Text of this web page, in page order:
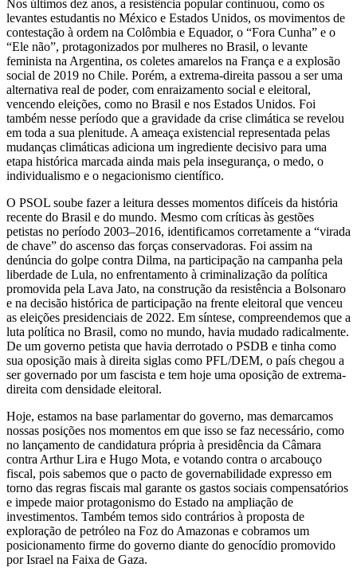
Nos últimos dez anos, a resistência popular continuou, como os
levantes estudantis no México e Estados Unidos, os movimentos de
contestação à ordem na Colômbia e Equador, o “Fora Cunha” e o
“Ele não”, protagonizados por mulheres no Brasil, o levante
feminista na Argentina, os coletes amarelos na França e a explosão
social de 2019 no Chile. Porém, a extrema-direita passou a ser uma
alternativa real de poder, com enraizamento social e eleitoral,
vencendo eleições, como no Brasil e nos Estados Unidos. Foi
também nesse período que a gravidade da crise climática se revelou
em toda a sua plenitude. A ameaça existencial representada pelas
mudanças climáticas adiciona um ingrediente decisivo para uma
etapa histórica marcada ainda mais pela insegurança, o medo, o
individualismo e o negacionismo científico.
O PSOL soube fazer a leitura desses momentos difíceis da história
recente do Brasil e do mundo. Mesmo com críticas às gestões
petistas no período 2003–2016, identificamos corretamente a “virada
de chave” do ascenso das forças conservadoras. Foi assim na
denúncia do golpe contra Dilma, na participação na campanha pela
liberdade de Lula, no enfrentamento à criminalização da política
promovida pela Lava Jato, na construção da resistência a Bolsonaro
e na decisão histórica de participação na frente eleitoral que venceu
as eleições presidenciais de 2022. Em síntese, compreendemos que a
luta política no Brasil, como no mundo, havia mudado radicalmente.
De um governo petista que havia derrotado o PSDB e tinha como
sua oposição mais à direita siglas como PFL/DEM, o país chegou a
ser governado por um fascista e tem hoje uma oposição de extrema-
direita com densidade eleitoral.
Hoje, estamos na base parlamentar do governo, mas demarcamos
nossas posições nos momentos em que isso se faz necessário, como
no lançamento de candidatura própria à presidência da Câmara
contra Arthur Lira e Hugo Mota, e votando contra o arcabouço
fiscal, pois sabemos que o pacto de governabilidade expresso em
torno das regras fiscais mal garante os gastos sociais compensatórios
e impede maior protagonismo do Estado na ampliação de
investimentos. Também temos sido contrários à proposta de
exploração de petróleo na Foz do Amazonas e cobramos um
posicionamento firme do governo diante do genocídio promovido
por Israel na Faixa de Gaza.